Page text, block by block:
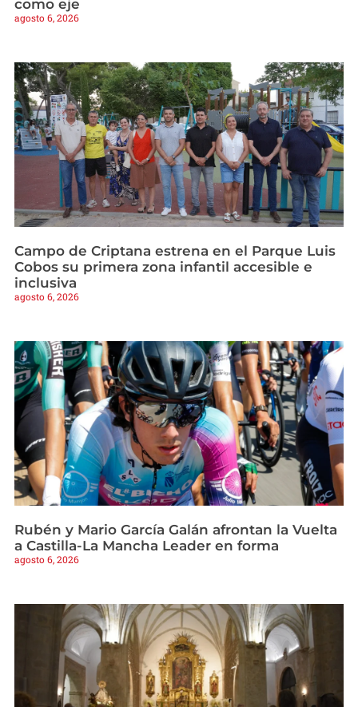
como eje
agosto 6, 2026
Campo de Criptana estrena en el Parque Luis
Cobos su primera zona infantil accesible e
inclusiva
agosto 6, 2026
Rubén y Mario García Galán afrontan la Vuelta
a Castilla-La Mancha Leader en forma
agosto 6, 2026